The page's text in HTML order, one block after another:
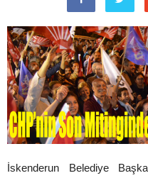
İskenderun Belediye